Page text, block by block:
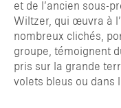
et de l’ancien sous-
Wiltzer, qui œuvra à
nombreux clichés,
groupe, témoignent
pris sur la grande
volets bleus ou dans